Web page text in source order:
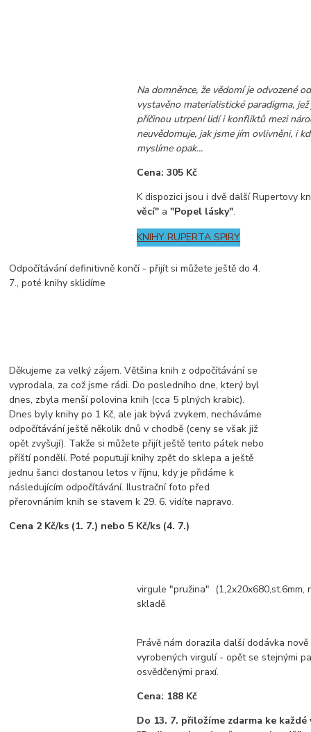
Na domněnce, že vědomí je odvozené
vystavěno materialistické paradigma,
příčinou utrpení lidí i konfliktů mezi
neuvědomuje, jak jsme jím ovlivněni, i
myslíme opak...
Cena: 305 Kč
K dispozici jsou i dvě další Rupertovy
věcí" a"Popel lásky".
KNIHY RUPERTA SPIRY
Odpočítávání definitivně končí - přijít si můžete ještě do 4.
7., poté knihy sklidíme
Děkujeme za velký zájem. Většina knih z odpočítávání se
vyprodala, za což jsme rádi. Do posledního dne, který byl
dnes, zbyla menší polovina knih (cca 5 plných krabic).
Dnes byly knihy po 1 Kč, ale jak bývá zvykem, necháváme
odpočítávání ještě několik dnů v chodbě (ceny se však již
opět zvyšují). Takže si můžete přijít ještě tento pátek nebo
příští pondělí. Poté poputují knihy zpět do sklepa a ještě
jednu šanci dostanou letos v říjnu, kdy je přidáme k
následujícím odpočítávání. Ilustrační foto před
přerovnáním knih se stavem k 29. 6. vidíte napravo.
Cena 2 Kč/ks (1. 7.) nebo 5 Kč/ks (4. 7.)
virgule "pružina" (1,2x20x680,st.6mm,
skladě
Právě nám dorazila další dodávka
vyrobených virgulí - opět se stejnými
osvědčenými praxí.
Cena: 188 Kč
Do 13. 7. přiložíme zdarma ke